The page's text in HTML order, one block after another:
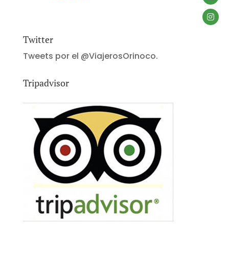
Twitter
Tweets por el @ViajerosOrinoco.
Tripadvisor